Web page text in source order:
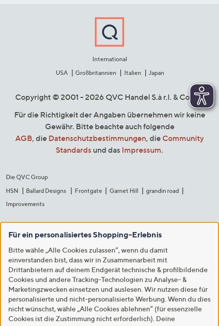
International
USA
Großbritannien Italien Japan
Copyright © 2001 - 2026 QVC Handel S.à r.l. & Co. KG
Für die Richtigkeit der Angaben übernehmen wir keine
Gewähr. Bitte beachte auch folgende
AGB, die Datenschutzbestimmungen, die Community
Standards und das Impressum.
Die QVC Group
HSN
Ballard Designs Frontgate Garnet Hill
grandin road
Improvements
Für ein personalisiertes Shopping-Erlebnis
Bitte wähle „Alle Cookies zulassen“, wenn du damit
einverstanden bist, dass wir in Zusammenarbeit mit
Drittanbietern auf deinem Endgerät technische & profilbildende
Cookies und andere Tracking-Technologien zu Analyse- &
Marketingzwecken einsetzen und auslesen. Wir nutzen diese für
personalisierte und nicht-personalisierte Werbung. Wenn du dies
nicht wünschst, wähle „Alle Cookies ablehnen“ (für essenzielle
Cookies ist die Zustimmung nicht erforderlich). Deine